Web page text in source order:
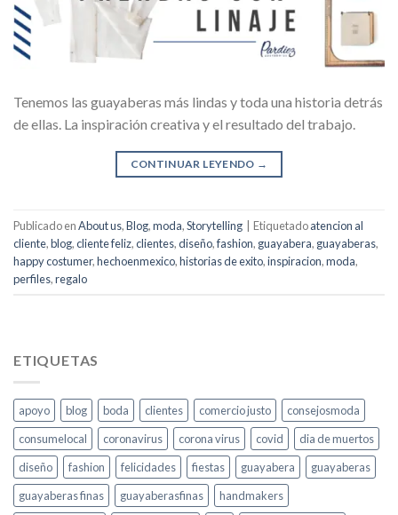
Tenemos las guayaberas más lindas y toda una historia detrás
de ellas. La inspiración creativa y el resultado del trabajo.
CONTINUAR LEYENDO →
Publicado enAbout us,Blog,moda,Storytelling Etiquetadoatencion al
cliente,blog,cliente feliz,clientes,diseño,fashion, guayabera, guayaberas,
happy costumer,hechoenmexico,historias de exito,inspiracion,moda,
perfiles,regalo
ETIQUETAS
apoyo blog boda clientes comercio justo
consejosmoda
consumelocal
coronavirus corona virus covid
dia de muertos
diseño
fashion felicidades fiestas guayabera
guayaberas
guayaberas finas
guayaberasfinas
handmakers